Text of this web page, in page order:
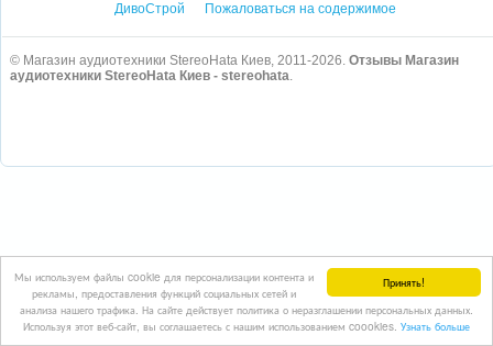
Принять!
Мы используем файлы cookie для персонализации контента и
рекламы, предоставления функций социальных сетей и
анализа нашего трафика. На сайте действует политика о неразглашении персональных данных.
Используя этот веб-сайт, вы соглашаетесь с нашим использованием coookies. Узнать больше
ДивоСтрой Пожаловаться на содержимое
© Магазин аудиотехники StereoHata Киев, 2011-2026. Отзывы Магазин
аудиотехники StereoHata Киев - stereohata.